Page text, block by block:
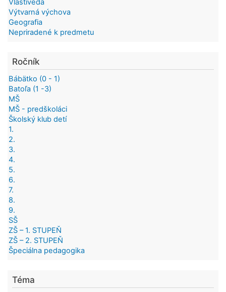
Výtvarná výchova
Geografia
Nepriradené k predmetu
Ročník
Bábätko (0 - 1)
Batoľa (1 -3)
MŠ
MŠ - predškoláci
Školský klub detí
1.
2.
3.
4.
5.
6.
7.
8.
9.
SŠ
ZŠ – 1. STUPEŇ
ZŠ – 2. STUPEŇ
Špeciálna pedagogika
Téma